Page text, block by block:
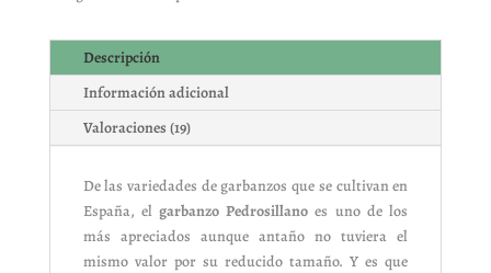
Descripción
Información adicional
Valoraciones (19)
De las variedades de garbanzos que se cultivan en
España, elgarbanzo Pedrosillanoes uno de los
más apreciados aunque antaño no tuviera el
mismo valor por su reducido tamaño. Y es que